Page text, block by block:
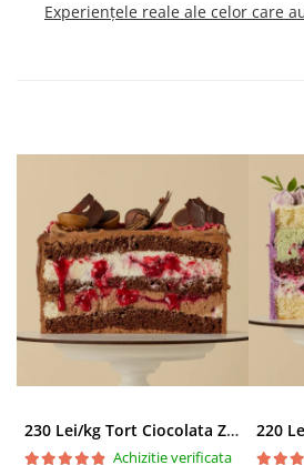
Experiențele reale ale celor care
230 Lei/kg Tort Ciocolata Zmeura
Achizitie verificata